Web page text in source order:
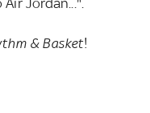
& Basket!